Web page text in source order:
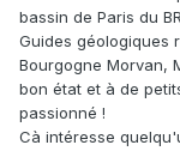
bassin de Paris du
Guides géologiques
Bourgogne Morvan,
bon état et à de
passionné !
Cà intéresse